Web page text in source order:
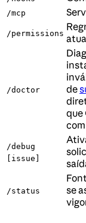
/mcp
/permissions
/doctor
de
que
/debug
[issue]
/status
se